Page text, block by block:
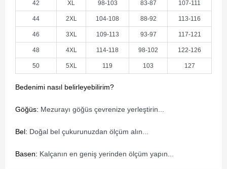
42 XL 98-103 83-87 107-111
44 2XL 104-108 88-92 113-116
46 3XL 109-113 93-97 117-121
48 4XL 114-118 98-102 122-126
50 5XL 119 103 127
Bedenimi nasıl belirleyebilirim?
Göğüs: Mezurayı göğüs çevrenize yerleştirin...
Bel: Doğal bel çukurunuzdan ölçüm alın...
Basen: Kalçanın en geniş yerinden ölçüm yapın...